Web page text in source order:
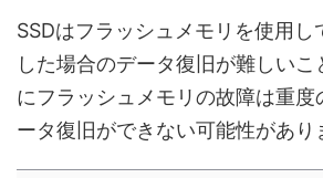
SSDはフラッシュメモリを使用し
した場合のデータ復旧が難しい
にフラッシュメモリの故障は重
ータ復旧ができない可能性があり